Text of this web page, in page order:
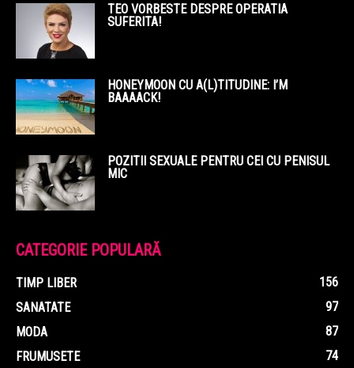
TEO VORBESTE DESPRE OPERATIA
SUFERITA!
HONEYMOON CU A(L)TITUDINE: I’M
BAAAACK!
POZITII SEXUALE PENTRU CEI CU PENISUL
MIC
CATEGORIE POPULARĂ
TIMP LIBER
156
SANATATE
97
MODA
87
FRUMUSETE
74